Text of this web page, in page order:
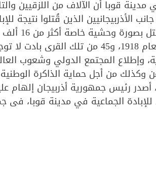
قوبا أن الآلاف من اللزقيين
الأذربيجانيين الذين قُتلوا نتيجة
حاليا.
وإطلاع المجتمع الدولي وشعوب
من أجل حماية الذاكرة الوطنية
الجماعية في مدينة قوبا، فى